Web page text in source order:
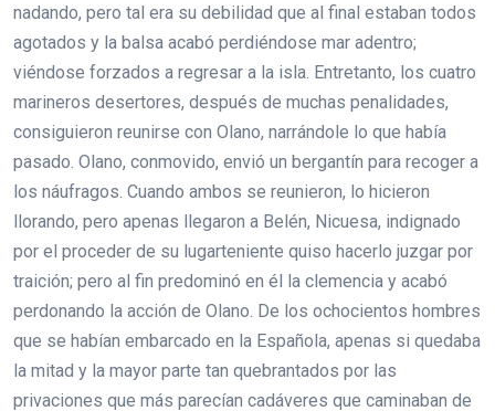
nadando, pero tal era su debilidad que al final estaban todos
agotados y la balsa acabó perdiéndose mar adentro;
viéndose forzados a regresar a la isla. Entretanto, los cuatro
marineros desertores, después de muchas penalidades,
consiguieron reunirse con Olano, narrándole lo que había
pasado. Olano, conmovido, envió un bergantín para recoger a
los náufragos. Cuando ambos se reunieron, lo hicieron
llorando, pero apenas llegaron a Belén, Nicuesa, indignado
por el proceder de su lugarteniente quiso hacerlo juzgar por
traición; pero al fin predominó en él la clemencia y acabó
perdonando la acción de Olano. De los ochocientos hombres
que se habían embarcado en la Española, apenas si quedaba
la mitad y la mayor parte tan quebrantados por las
privaciones que más parecían cadáveres que caminaban de